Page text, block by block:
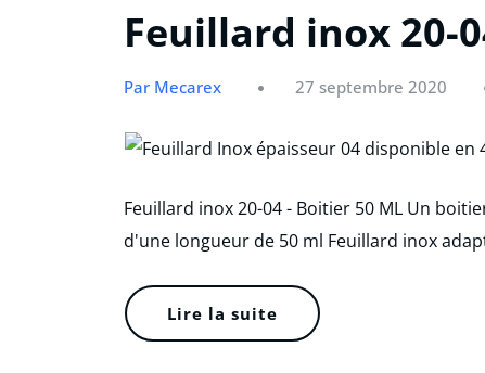
Feuillard inox 20-
Par Mecarex 27 septembre 2020
Feuillard inox 20-04 - Boitier 50 ML Un
d'une longueur de 50 ml Feuillard inox
Lire la suite